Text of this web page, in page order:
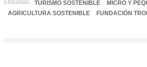
Etiquetas:
TURISMO SOSTENIBLE
MICRO Y
AGRICULTURA SOSTENIBLE
FUNDACIÓN